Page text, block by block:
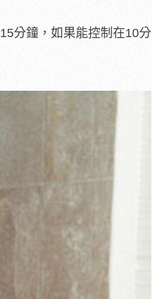
分鐘，如果能控制在10分